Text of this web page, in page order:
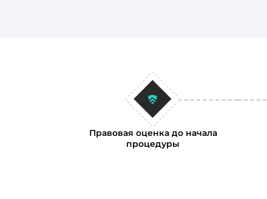
Правовая оценка до начала
процедуры